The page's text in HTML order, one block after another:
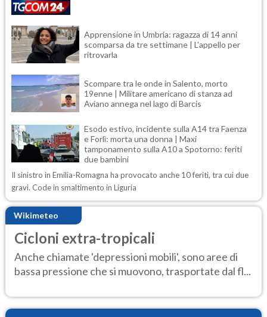
Apprensione in Umbria: ragazza di 14 anni
scomparsa da tre settimane | L'appello per
ritrovarla
Scompare tra le onde in Salento, morto
19enne | Militare americano di stanza ad
Aviano annega nel lago di Barcis
Esodo estivo, incidente sulla A14 tra Faenza
e Forlì: morta una donna | Maxi
tamponamento sulla A10 a Spotorno: feriti
due bambini
Il sinistro in Emilia-Romagna ha provocato anche 10 feriti, tra cui due
gravi. Code in smaltimento in Liguria
Wikimeteo
Cicloni extra-tropicali
Anche chiamate 'depressioni mobili', sono aree di
bassa pressione che si muovono, trasportate dal fl...